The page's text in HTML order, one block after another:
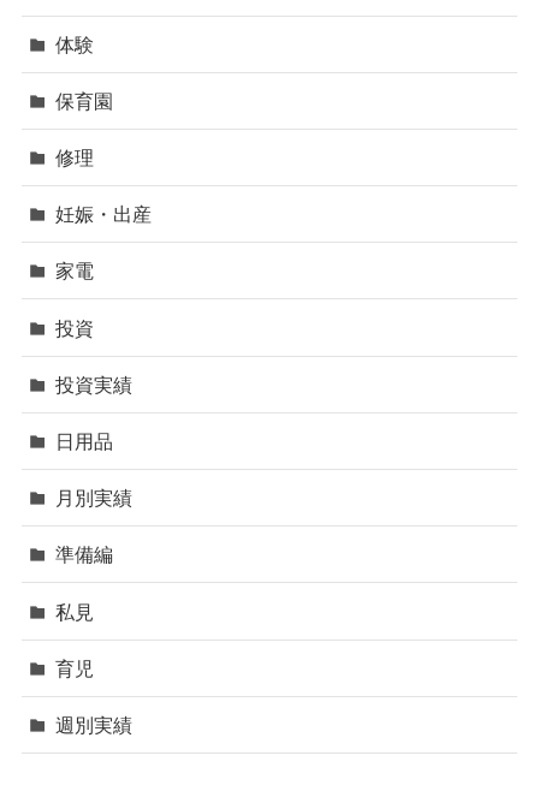
体験
保育園
修理
妊娠・出産
家電
投資
投資実績
日用品
月別実績
準備編
私見
育児
週別実績